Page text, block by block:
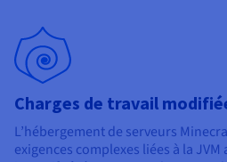
Charges de travail
L’hébergement de serveurs
exigences complexes liées à la